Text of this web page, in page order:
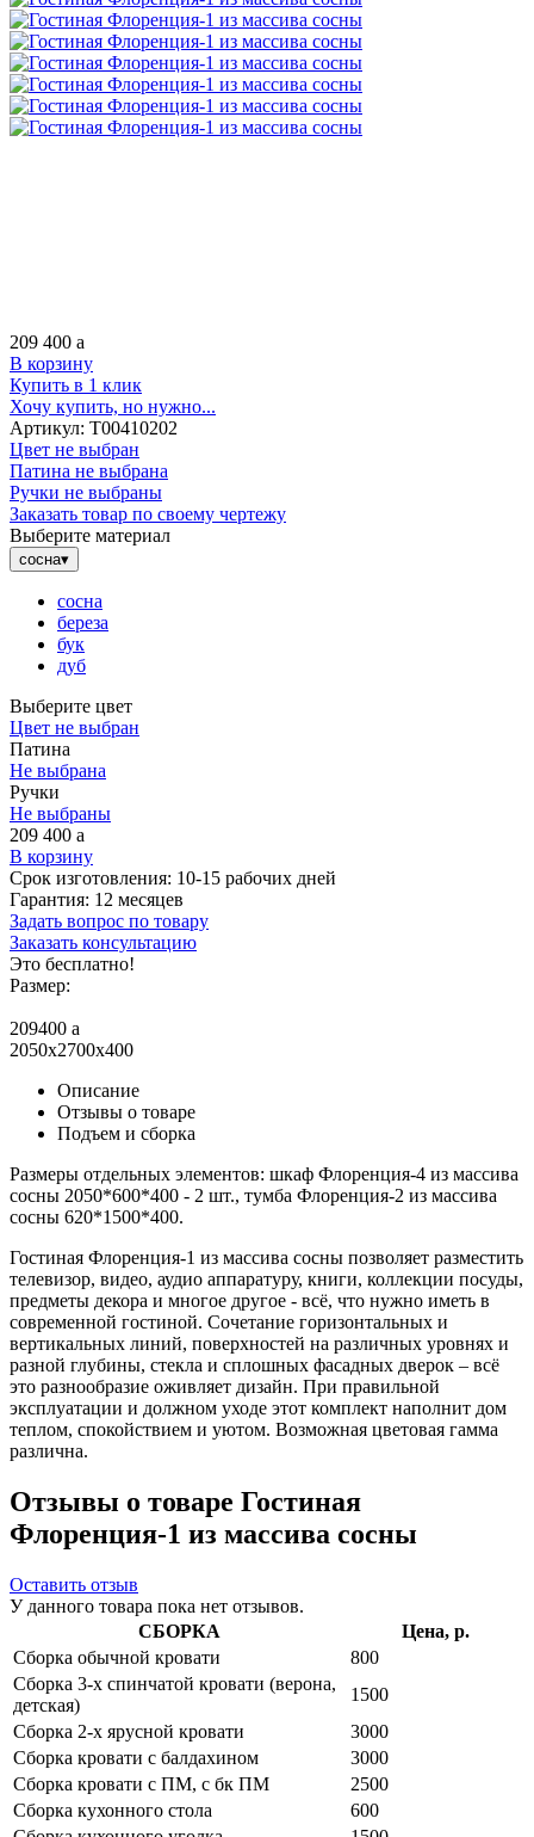
209 400 a
В корзину
Купить в 1 клик
Хочу купить, но нужно...
Артикул: Т00410202
Цвет не выбран
Патина не выбрана
Ручки не выбраны
Заказать товар по своему чертежу
Выберите материал
сосна▾
сосна
береза
бук
дуб
Выберите цвет
Цвет не выбран
Патина
Не выбрана
Ручки
Не выбраны
209 400 a
В корзину
Срок изготовления: 10-15 рабочих дней
Гарантия: 12 месяцев
Задать вопрос по товару
Заказать консультацию
Это бесплатно!
Размер:
209400 a
2050x2700x400
Описание
Отзывы о товаре
Подъем и сборка
Размеры отдельных элементов: шкаф Флоренция-4 из массива
сосны 2050*600*400 - 2 шт., тумба Флоренция-2 из массива
сосны 620*1500*400.
Гостиная Флоренция-1 из массива сосны позволяет разместить
телевизор, видео, аудио аппаратуру, книги, коллекции посуды,
предметы декора и многое другое - всё, что нужно иметь в
современной гостиной. Сочетание горизонтальных и
вертикальных линий, поверхностей на различных уровнях и
разной глубины, стекла и сплошных фасадных дверок – всё
это разнообразие оживляет дизайн. При правильной
эксплуатации и должном уходе этот комплект наполнит дом
теплом, спокойствием и уютом. Возможная цветовая гамма
различна.
Отзывы о товаре Гостиная
Флоренция-1 из массива сосны
Оставить отзыв
У данного товара пока нет отзывов.
СБОРКА
Цена, р.
Сборка обычной кровати
800
Сборка 3-х спинчатой кровати (верона,
детская)
1500
Сборка 2-х ярусной кровати
3000
Сборка кровати с балдахином
3000
Сборка кровати с ПМ, с бк ПМ
2500
Сборка кухонного стола
600